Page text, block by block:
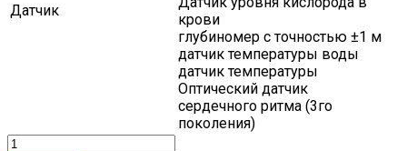
Датчик
крови
глубиномер с точностью ±1 м
датчик температуры воды
датчик температуры
Оптический датчик
сердечного ритма (3го
поколения)